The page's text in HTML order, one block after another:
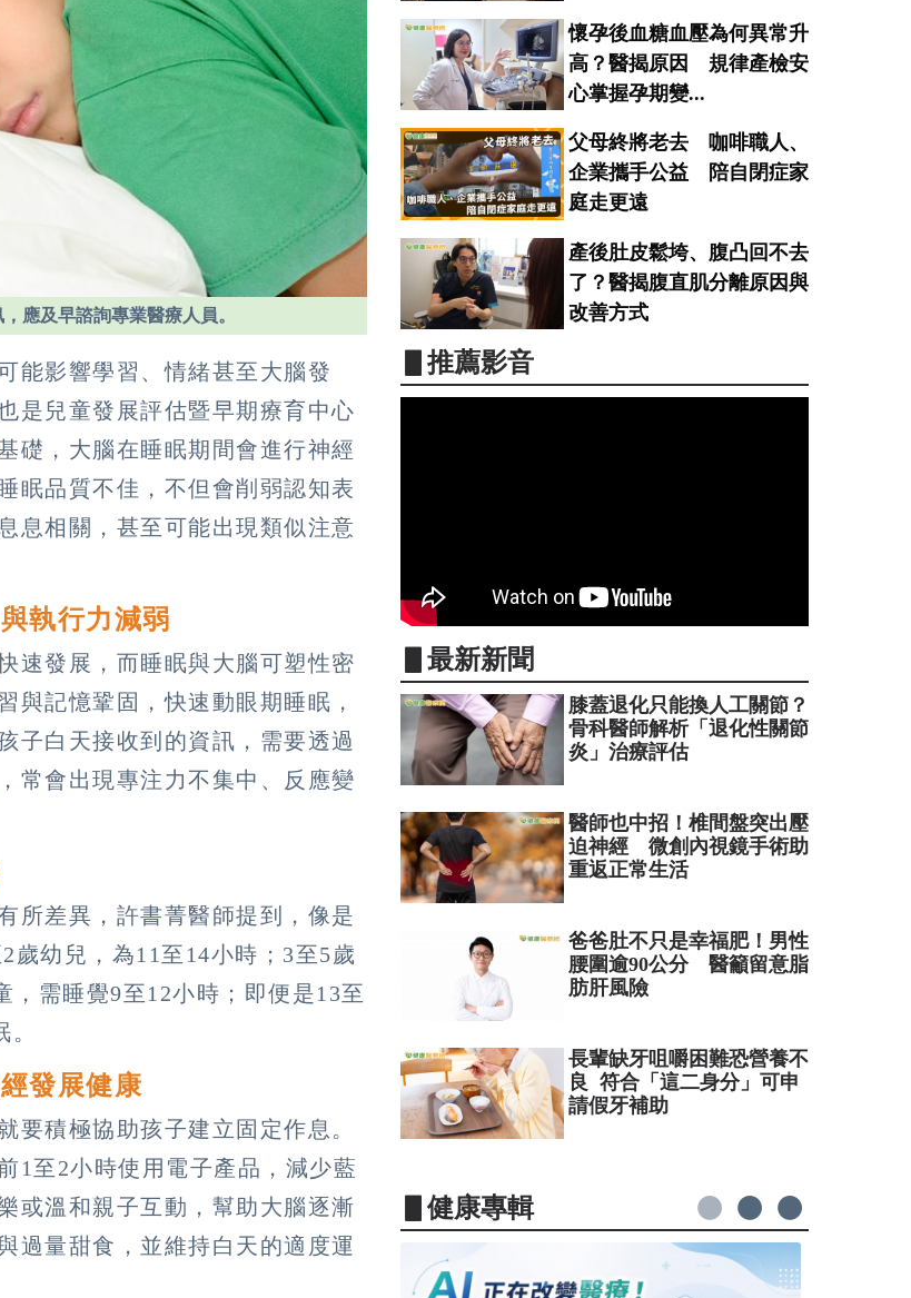
應及早諮詢專業醫療人員。
能影響學習、情緒甚至大腦發
是兒童發展評估暨早期療育中心
礎，大腦在睡眠期間會進行神經
眠品質不佳，不但會削弱認知表
息相關，甚至可能出現類似注意
執行力減弱
速發展，而睡眠與大腦可塑性密
與記憶鞏固，快速動眼期睡眠，
子白天接收到的資訊，需要透過
常會出現專注力不集中、反應變
所差異，許書菁醫師提到，像是
歲幼兒，為11至14小時；3至5歲
，需睡覺9至12小時；即便是13至
發展健康
要積極協助孩子建立固定作息。
1至2小時使用電子產品，減少藍
或溫和親子互動，幫助大腦逐漸
過量甜食，並維持白天的適度運
懷孕後血糖血壓為何異常升
高？醫揭原因 規律產檢安
心掌握孕期變...
父母終將老去 咖啡職人、
企業攜手公益 陪自閉症家
庭走更遠
產後肚皮鬆垮、腹凸回不去
了？醫揭腹直肌分離原因與
改善方式
▋推薦影音
▋最新新聞
膝蓋退化只能換人工關節？
骨科醫師解析「退化性關節
炎」治療評估
醫師也中招！椎間盤突出壓
迫神經 微創內視鏡手術助
重返正常生活
爸爸肚不只是幸福肥！男性
腰圍逾90公分 醫籲留意脂
肪肝風險
長輩缺牙咀嚼困難恐營養不
良 符合「這二身分」可申
請假牙補助
▋健康專輯